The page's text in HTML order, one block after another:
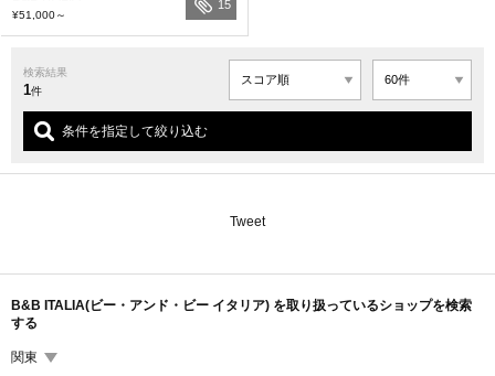
¥51,000～
15
検索結果
1件
条件を指定して絞り込む
Tweet
B&B ITALIA(ビー・アンド・ビー イタリア) を取り扱っているショップを検索
する
関東